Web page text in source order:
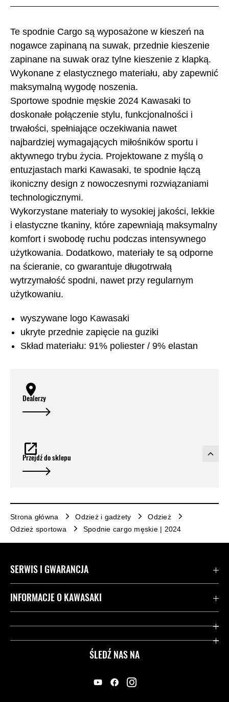
Te spodnie Cargo są wyposażone w kieszeń na
nogawce zapinaną na suwak, przednie kieszenie
zapinane na suwak oraz tylne kieszenie z klapką.
Wykonane z elastycznego materiału, aby zapewnić
maksymalną wygodę noszenia.
Sportowe spodnie męskie 2024 Kawasaki to
doskonałe połączenie stylu, funkcjonalności i
trwałości, spełniające oczekiwania nawet
najbardziej wymagających miłośników sportu i
aktywnego trybu życia. Projektowane z myślą o
entuzjastach marki Kawasaki, te spodnie łączą
ikoniczny design z nowoczesnymi rozwiązaniami
technologicznymi.
Wykorzystane materiały to wysokiej jakości, lekkie
i elastyczne tkaniny, które zapewniają maksymalny
komfort i swobodę ruchu podczas intensywnego
użytkowania. Dodatkowo, materiały te są odporne
na ścieranie, co gwarantuje długotrwałą
wytrzymałość spodni, nawet przy regularnym
użytkowaniu.
wyszywane logo Kawasaki
ukryte przednie zapięcie na guziki
Skład materiału: 91% poliester / 9% elastan
Dealerzy
Przejdź do sklepu
Strona główna Odzież i gadżety
Odzież
Odzież sportowa
Spodnie cargo męskie | 2024
ŚLEDŹ NAS NA
SERWIS I GWARANCJA
Kontakt
Przydatne strony
INFORMACJE O KAWASAKI
Dziedzictwo Kawasaki